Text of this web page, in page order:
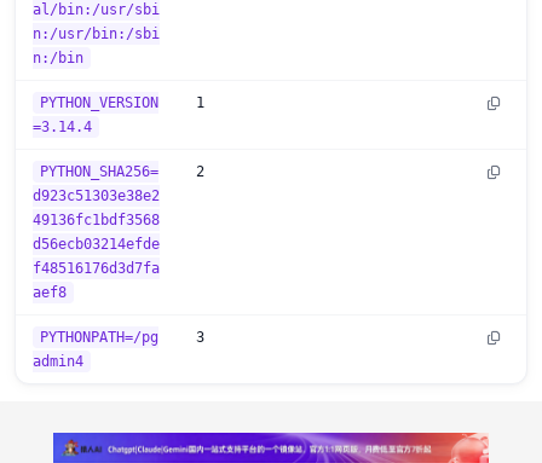
al/bin:/usr/sbi
n:/usr/bin:/sbi
n:/bin
PYTHON_VERSION
=3.14.4
1
PYTHON_SHA256=
d923c51303e38e2
49136fc1bdf3568
d56ecb03214efde
f48516176d3d7fa
aef8
2
PYTHONPATH=/pg
admin4
3